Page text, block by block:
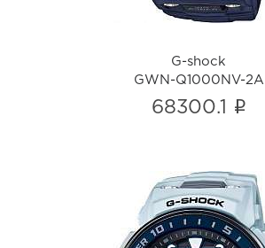
G-shock
GWN-Q1000NV-2A
68300.1 i